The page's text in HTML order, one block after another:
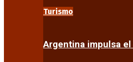
Turismo
Argentina impulsa